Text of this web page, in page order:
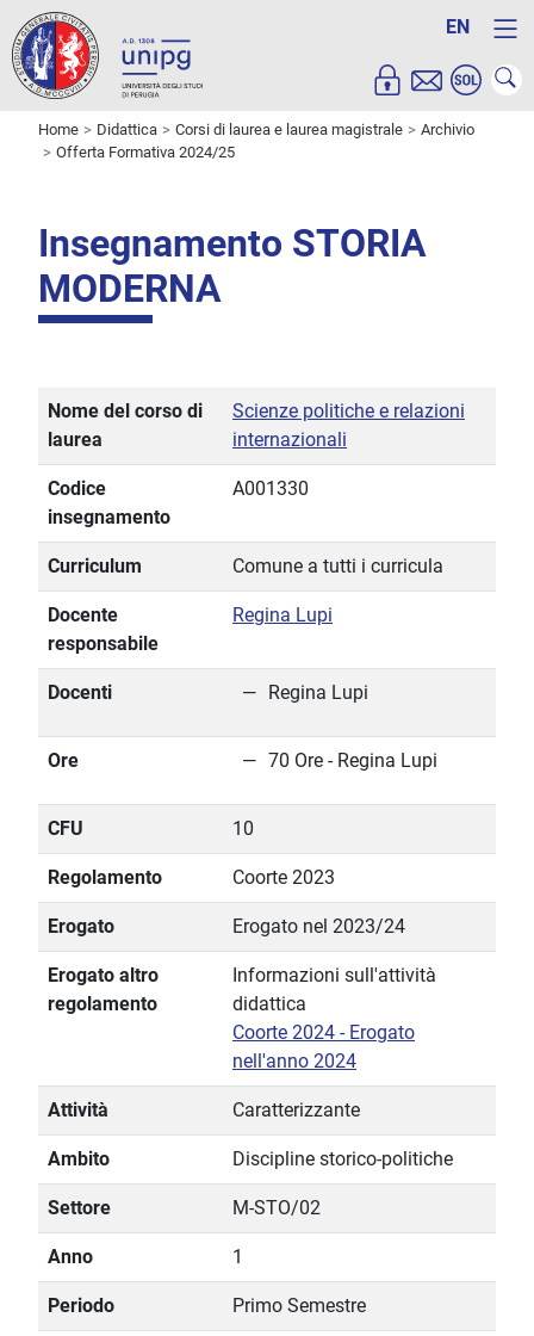
EN
Home Didattica Corsi di laurea e laurea magistrale
Archivio
Offerta Formativa 2024/25
Insegnamento STORIA
MODERNA
Nome del corso di
laurea
Scienze politiche e relazioni
internazionali
Codice
insegnamento
A001330
Curriculum Comune a tutti i curricula
Docente
responsabile
Regina Lupi
Docenti Regina Lupi
Ore 70 Ore - Regina Lupi
CFU 10
Regolamento Coorte 2023
Erogato Erogato nel 2023/24
Erogato altro
regolamento
Informazioni sull'attività
didattica
Coorte 2024 - Erogato
nell'anno 2024
Attività Caratterizzante
Ambito Discipline storico-politiche
Settore M-STO/02
Anno 1
Periodo Primo Semestre